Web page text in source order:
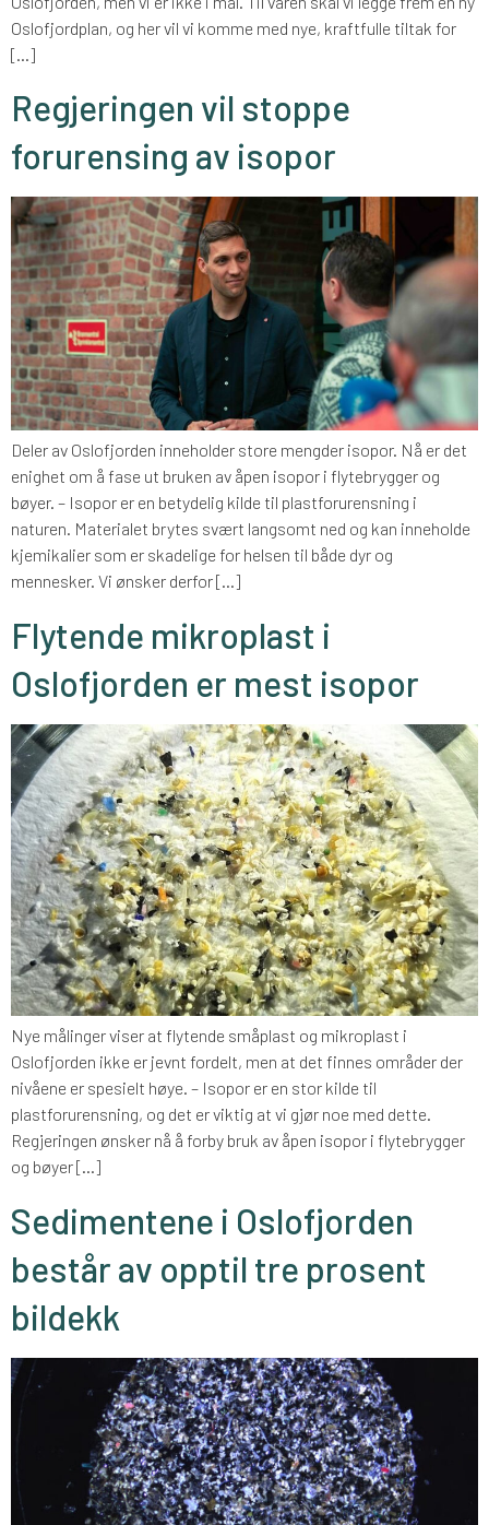
Oslofjordplan, og her vil vi komme med nye, kraftfulle tiltak for
[…]
Regjeringen vil stoppe
forurensing av isopor
Deler av Oslofjorden inneholder store mengder isopor. Nå er det
enighet om å fase ut bruken av åpen isopor i flytebrygger og
bøyer. – Isopor er en betydelig kilde til plastforurensning i
naturen. Materialet brytes svært langsomt ned og kan inneholde
kjemikalier som er skadelige for helsen til både dyr og
mennesker. Vi ønsker derfor […]
Flytende mikroplast i
Oslofjorden er mest isopor
Nye målinger viser at flytende småplast og mikroplast i
Oslofjorden ikke er jevnt fordelt, men at det finnes områder der
nivåene er spesielt høye. – Isopor er en stor kilde til
plastforurensning, og det er viktig at vi gjør noe med dette.
Regjeringen ønsker nå å forby bruk av åpen isopor i flytebrygger
og bøyer […]
Sedimentene i Oslofjorden
består av opptil tre prosent
bildekk